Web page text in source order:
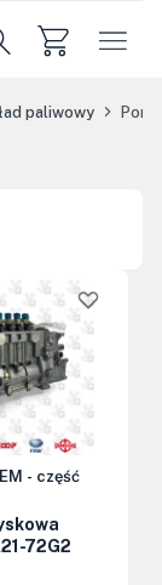
paliwowy
- część
72G2